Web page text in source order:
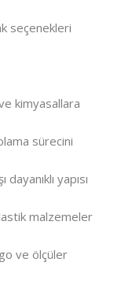
seçenekleri
kimyasallara
sürecini
yapısı
malzemeler
ve ölçüler